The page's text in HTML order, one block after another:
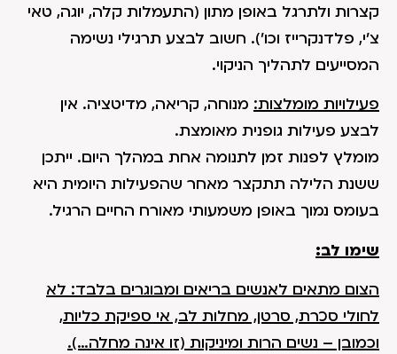
קצרות ולתרגל באופן מתון (התעמלות קלה, יוגה, טאי
צ'י, פלדנקרייז וכו'). חשוב לבצע תרגילי נשימה
המסייעים לתהליך הניקוי.
פעילויות מומלצות: מנוחה, קריאה, מדיטציה. אין
לבצע פעילות גופנית מאומצת.
מומלץ לפנות זמן לתנומה אחת במהלך היום. ייתכן
ששנת הלילה תתקצר מאחר שהפעילות היומית היא
בעומס נמוך באופן משמעותי מאורח החיים הרגיל.
שימו לב:
הצום מתאים לאנשים בריאים ומבוגרים בלבד: לא
לחולי סכרת, סרטן, מחלות לב, אי ספיקת כליות,
וכמובן – נשים הרות ומיניקות (זו אינה מחלה…).